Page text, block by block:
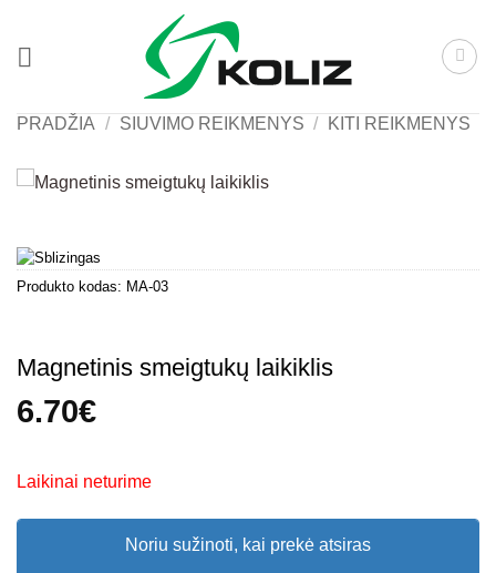
content
PRADŽIA / SIUVIMO REIKMENYS / KITI REIKMENYS
Produkto kodas: MA-03
Magnetinis smeigtukų laikiklis
6.70€
Laikinai neturime
Noriu sužinoti, kai prekė atsiras